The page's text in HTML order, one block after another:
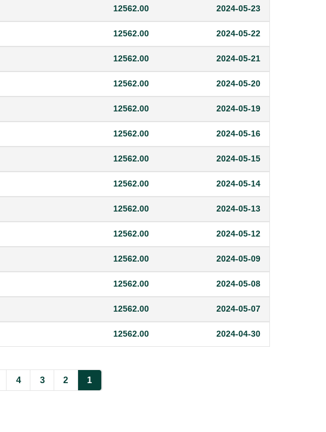
2024-05-23
12562.00
2024-05-22
12562.00
2024-05-21
12562.00
2024-05-20
12562.00
2024-05-19
12562.00
2024-05-16
12562.00
2024-05-15
12562.00
2024-05-14
12562.00
2024-05-13
12562.00
2024-05-12
12562.00
2024-05-09
12562.00
2024-05-08
12562.00
2024-05-07
12562.00
2024-04-30
12562.00
1
2
3
4